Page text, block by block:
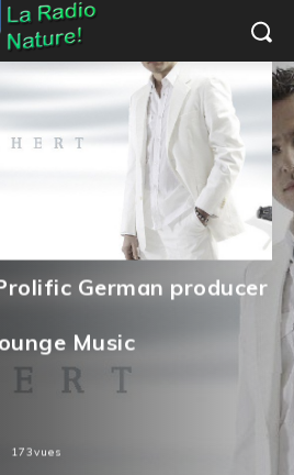
German producer
Music
173vues